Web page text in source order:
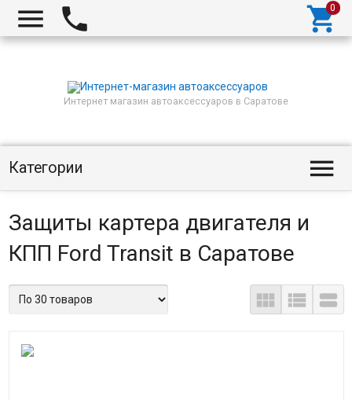
  
Интернет магазин автоаксессуаров в Саратове
Категории 
Защиты картера двигателя и
КПП Ford Transit в Саратове
  